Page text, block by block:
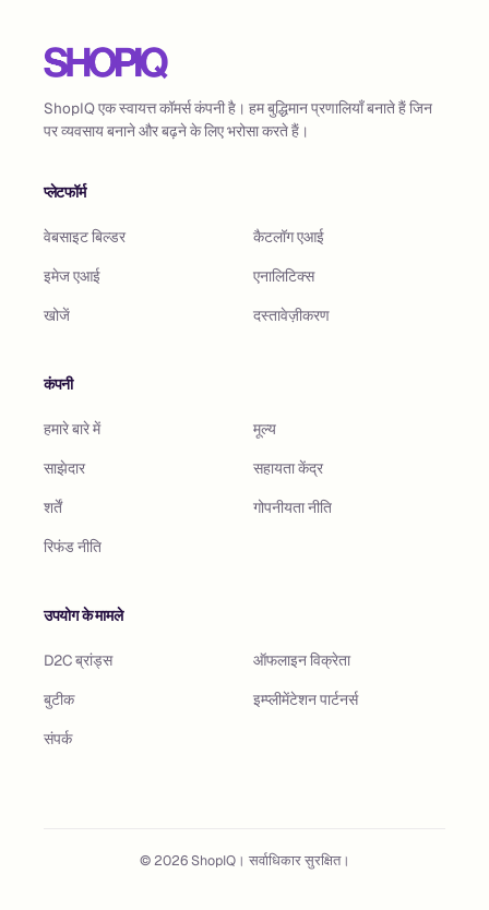
ShopIQ एक स्वायत्त कॉमर्स कंपनी है। हम बुद्धिमान प्रणालियाँ बनाते हैं जिन
पर व्यवसाय बनाने और बढ़ने के लिए भरोसा करते हैं।
प्लेटफॉर्म
वेबसाइट बिल्डर
कैटलॉग एआई
इमेज एआई
एनालिटिक्स
खोजें
दस्तावेज़ीकरण
कंपनी
हमारे बारे में
मूल्य
साझेदार
सहायता केंद्र
शर्तें
गोपनीयता नीति
रिफंड नीति
उपयोग के मामले
D2C ब्रांड्स
ऑफलाइन विक्रेता
बुटीक
इम्प्लीमेंटेशन पार्टनर्स
संपर्क
©2026 ShopIQ। सर्वाधिकार सुरक्षित।